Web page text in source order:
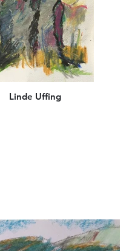
Linde Uffing